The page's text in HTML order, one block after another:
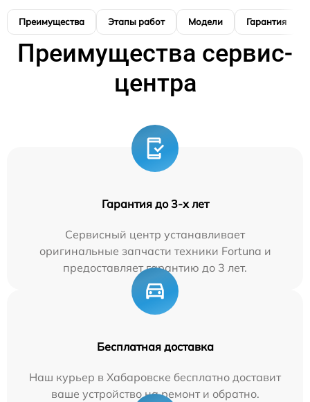
Преимущества Этапы работ Модели Гарантия
Преимущества сервис-
центра
Гарантия до 3-х лет
Сервисный центр устанавливает
оригинальные запчасти техники Fortuna и
предоставляет гарантию до 3 лет.
Бесплатная доставка
Наш курьер в Хабаровске бесплатно доставит
ваше устройство на ремонт и обратно.